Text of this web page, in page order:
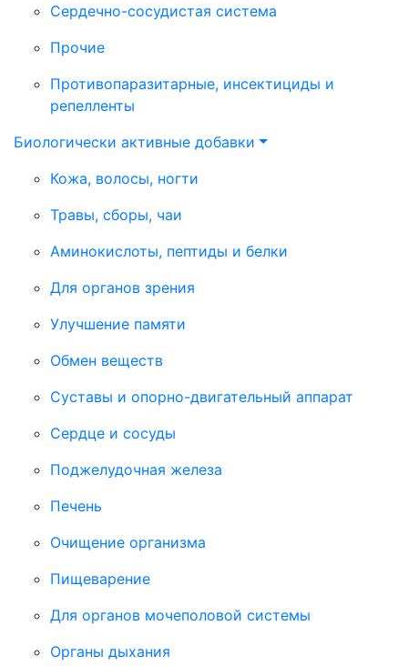
Сердечно-сосудистая система
Прочие
Противопаразитарные, инсектициды и
репелленты
Биологически активные добавки
Кожа, волосы, ногти
Травы, сборы, чаи
Аминокислоты, пептиды и белки
Для органов зрения
Улучшение памяти
Обмен веществ
Суставы и опорно-двигательный аппарат
Сердце и сосуды
Поджелудочная железа
Печень
Очищение организма
Пищеварение
Для органов мочеполовой системы
Органы дыхания